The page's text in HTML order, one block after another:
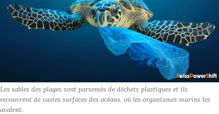
Les sables des plages sont parsemés de déchets plastiques et ils
recouvrent de vastes surfaces des océans, où les organismes marins les
avalent.